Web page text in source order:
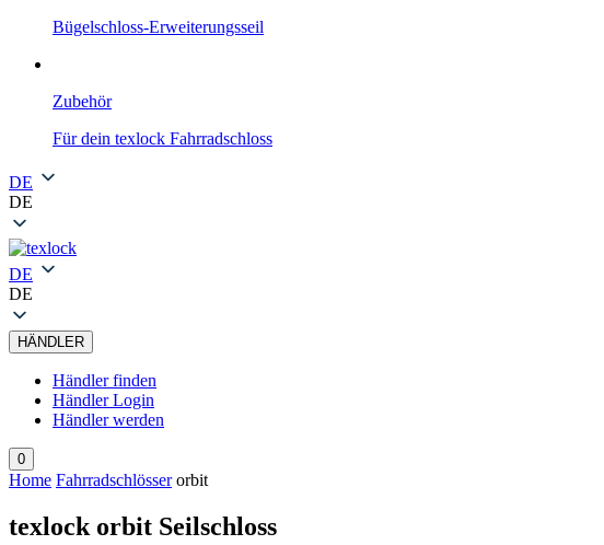
Bügelschloss-Erweiterungsseil
Zubehör
Für dein texlock Fahrradschloss
DE
DE
DE
DE
HÄNDLER
Händler finden
Händler Login
Händler werden
0
Home Fahrradschlösserorbit
texlock orbit Seilschloss